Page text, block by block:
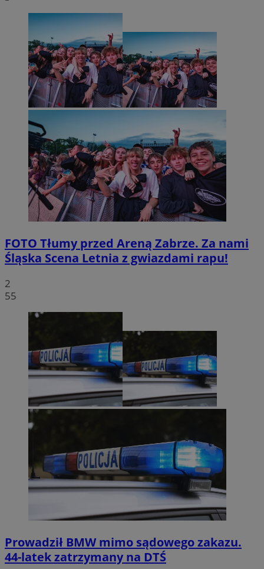
FOTO Tłumy przed Areną Zabrze. Za nami
Śląska Scena Letnia z gwiazdami rapu!
2
55
Prowadził BMW mimo sądowego zakazu.
44-latek zatrzymany na DTŚ